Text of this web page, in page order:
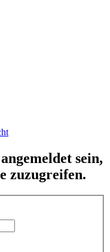
sein,
zuzugreifen.